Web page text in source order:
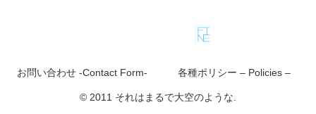
お問い合わせ -Contact Form- 各種ポリシー – Policies –
© 2011 それはまるで大空のような.